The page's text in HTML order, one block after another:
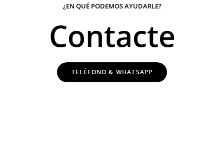
¿EN QUÉ PODEMOS AYUDARLE?
Contacte
TELÉFONO & WHATSAPP